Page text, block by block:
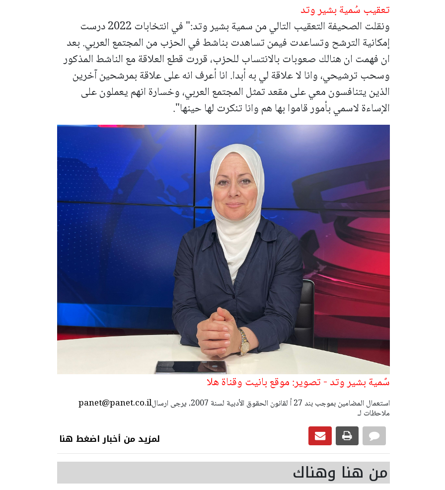
تعقيب سُمية بشير وتد
ونقلت الصحيفة التعقيب التالي من سمية بشير وتد:" في انتخابات 2022 درست
إمكانية الترشح وتساعدت فيمن تساهدت بناشط في الحزب من المجتمع العربي. بعد
ان فهمت ان هنالك صعوبات بالانتساب للحزب، قررت قطع العلاقة مع الناشط المذكور
وسحب ترشيحي، وانا لا علاقة لي به أبدا. انا أعرف انه على علاقة بمرشحين آخرين
الذين يتنافسون معي على مقعد تمثل المجتمع العربي، وخسارة انهم يعملون على
الإساءة لاسمي بأمور قاموا بها هم وانا تنكرت لها حينها".
سٌمية بشير وتد - تصوير: موقع بانيت وقناة هلا
panet@panet.co.ilاستعمال المضامين بموجب بند 27 أ لقانون الحقوق الأدبية لسنة 2007، يرجى ارسال
ملاحظات لـ
لمزيد من أخبار اضغط هنا
من هنا وهناك